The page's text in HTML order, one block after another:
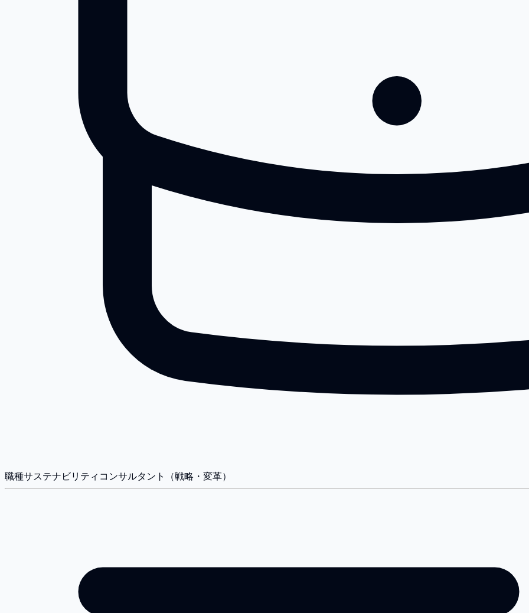
職種サステナビリティコンサルタント（戦略・変革）